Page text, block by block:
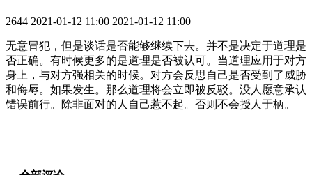
2644 2021-01-12 11:00 2021-01-12 11:00
无意冒犯，但是谈话是否能够继续下去。并不是决定于道理是
否正确。有时候更多的是道理是否被认可。当道理应用于对方
身上，与对方强相关的时候。对方会反思自己是否受到了威胁
和侮辱。如果发生。那么道理将会立即被反驳。没人愿意承认
错误前行。除非面对的人自己惹不起。否则不会授人于柄。